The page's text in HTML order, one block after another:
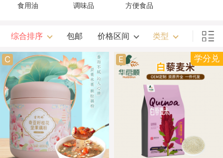
食用油 调味品 方便食品
综合排序 包邮 价格区间 类型
C E 学分兑